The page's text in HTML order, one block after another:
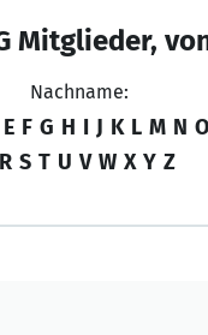
Mitglieder,
Nachname:
E F G H I J K L M N O
R S T U V W X Y Z